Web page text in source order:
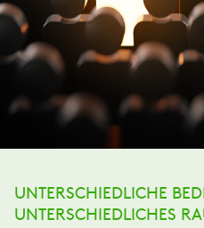
UNTERSCHIEDLICHE
UNTERSCHIEDLICHES